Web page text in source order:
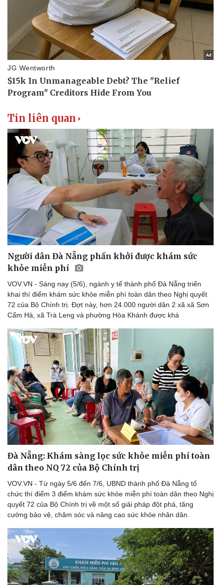
Doanh nghiệp
Thông tin doanh nghiệp
Doanh nghiệp 24h
Doanh nhân
Vì cộng đồng
Công nghệ
Sành điệu
Trải nghiệm
Chuyển đổi số
Tin liên quan
Người dân Đà Nẵng phấn khởi được khám sức
khỏe miễn phí
VOV.VN - Sáng nay (5/6), ngành y tế thành phố Đà Nẵng triển
khai thí điểm khám sức khỏe miễn phí toàn dân theo Nghị quyết
72 của Bộ Chính trị. Đợt này, hơn 24.000 người dân 2 xã xã Sơn
Cẩm Hà, xã Trà Leng và phường Hòa Khánh được khá
Đà Nẵng: Khám sàng lọc sức khỏe miễn phí toàn
dân theo NQ 72 của Bộ Chính trị
VOV.VN - Từ ngày 5/6 đến 7/6, UBND thành phố Đà Nẵng tổ
chức thí điểm 3 điểm khám sức khỏe miễn phí toàn dân theo Nghị
quyết 72 của Bộ Chính trị về một số giải pháp đột phá, tăng
cường bảo vệ, chăm sóc và nâng cao sức khỏe nhân dân.